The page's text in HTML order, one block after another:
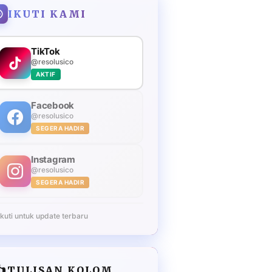
IKUTI KAMI
TikTok
@resolusico
AKTIF
Facebook
@resolusico
SEGERA HADIR
Instagram
@resolusico
SEGERA HADIR
untuk update terbaru